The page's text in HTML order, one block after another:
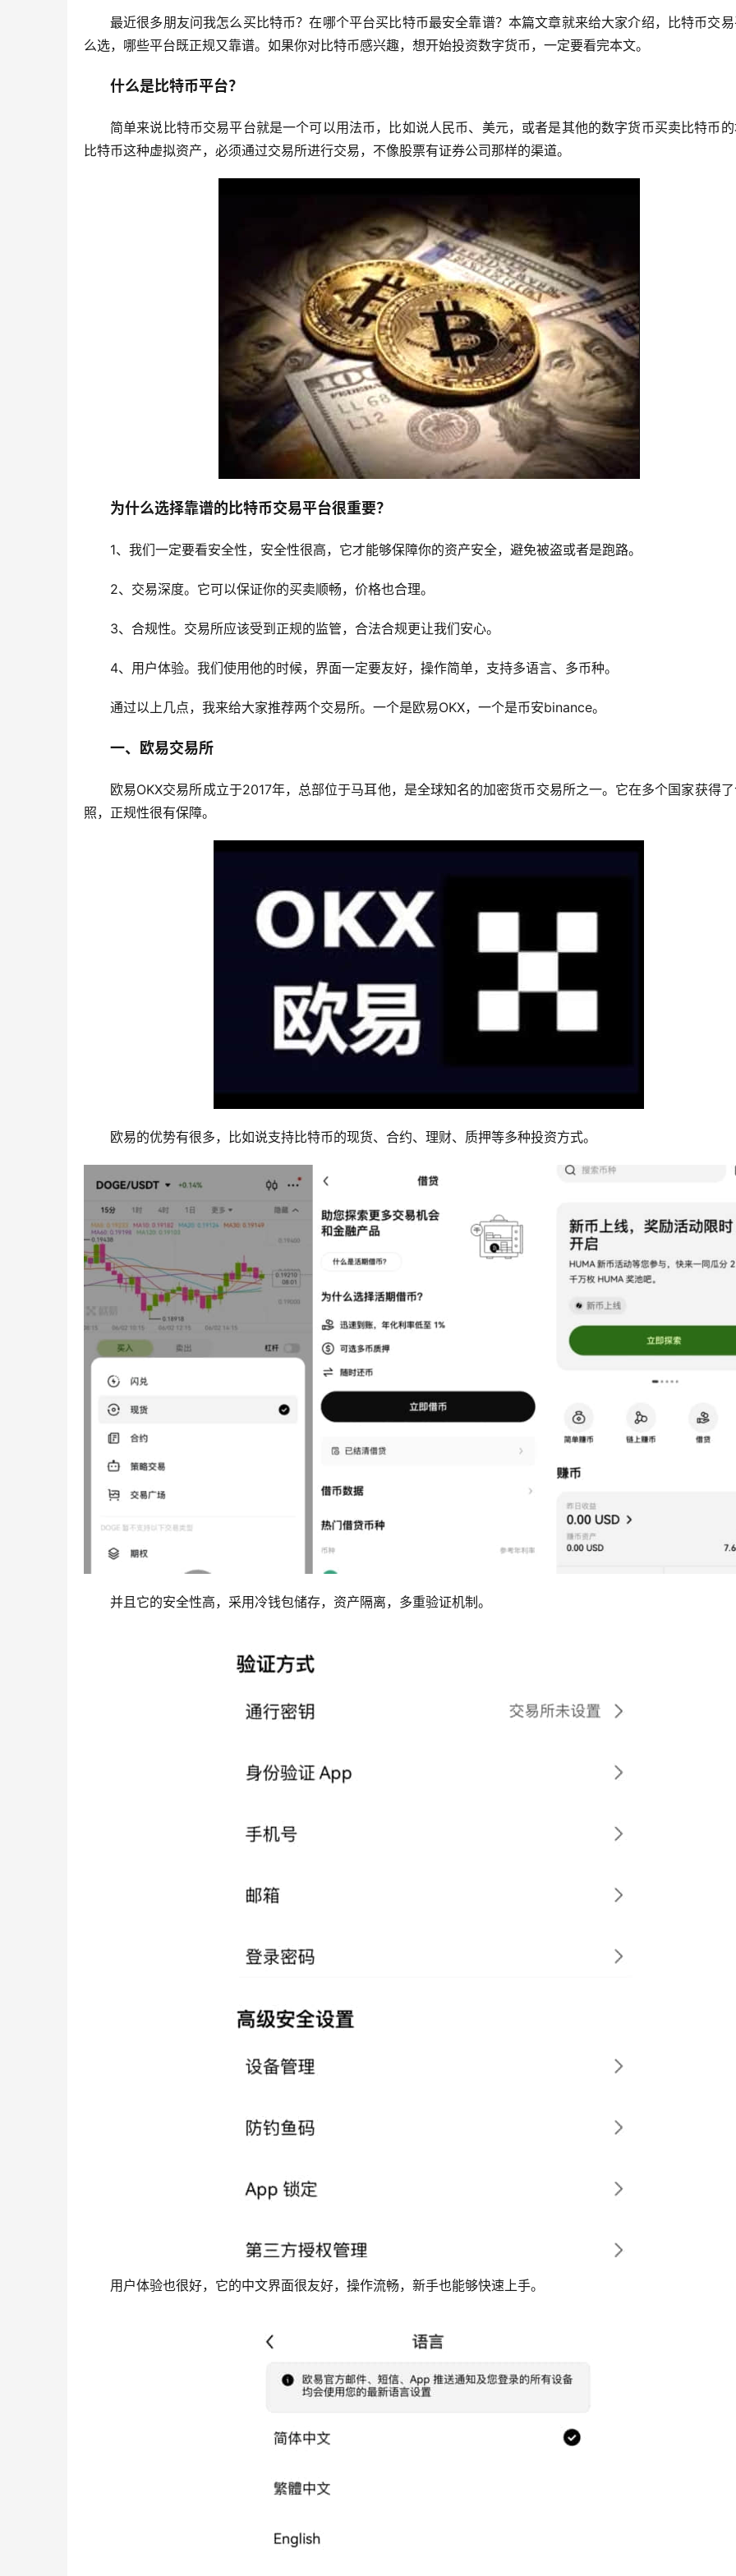
最近很多朋友问我怎么买比特币？在哪个平台买比特币最安全靠谱？本篇文章就来给大家介绍，比特币交
么选，哪些平台既正规又靠谱。如果你对比特币感兴趣，想开始投资数字货币，一定要看完本文。
什么是比特币平台？
简单来说比特币交易平台就是一个可以用法币，比如说人民币、美元，或者是其他的数字货币买卖比特币
比特币这种虚拟资产，必须通过交易所进行交易，不像股票有证券公司那样的渠道。
为什么选择靠谱的比特币交易平台很重要？
1、我们一定要看安全性，安全性很高，它才能够保障你的资产安全，避免被盗或者是跑路。
2、交易深度。它可以保证你的买卖顺畅，价格也合理。
3、合规性。交易所应该受到正规的监管，合法合规更让我们安心。
4、用户体验。我们使用他的时候，界面一定要友好，操作简单，支持多语言、多币种。
通过以上几点，我来给大家推荐两个交易所。一个是欧易OKX，一个是币安binance。
一、欧易交易所
欧易OKX交易所成立于2017年，总部位于马耳他，是全球知名的加密货币交易所之一。它在多个国家获得
照，正规性很有保障。
欧易的优势有很多，比如说支持比特币的现货、合约、理财、质押等多种投资方式。
并且它的安全性高，采用冷钱包储存，资产隔离，多重验证机制。
用户体验也很好，它的中文界面很友好，操作流畅，新手也能够快速上手。